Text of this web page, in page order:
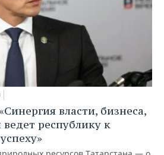
власти, бизнеса,
республику к